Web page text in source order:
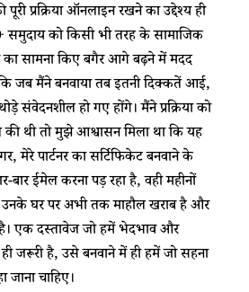
पूरी प्रक्रिया ऑनलाइन रखने का उद्देश्य ही
समुदाय को किसी भी तरह के सामाजिक
का सामना किए बगैर आगे बढ़ने में मदद
जब मैंने बनवाया तब इतनी दिक्कतें आई,
संवेदनशील हो गए होंगे। मैंने प्रक्रिया को
थी तो मुझे आश्वासन मिला था कि यह
मेरे पार्टनर का सर्टिफिकेट बनवाने के
बार ईमेल करना पड़ रहा है, वही महीनों
उनके घर पर अभी तक माहौल खराब है और
एक दस्तावेज जो हमें भेदभाव और
जरूरी है, उसे बनवाने में ही हमें जो सहना
चाहिए।